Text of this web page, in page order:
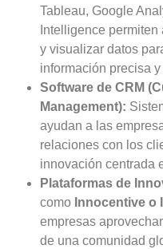
Tableau, Google
Intelligence permiten
y visualizar datos
información precisa
Software de CRM
Management):
ayudan a las
relaciones con los
innovación centrada
Plataformas de
como Innocentive o
empresas
de una comunidad